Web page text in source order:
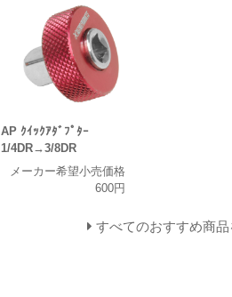
AP ｸｲｯｸｱﾀﾞﾌﾟﾀｰ
1/4DR→3/8DR
メーカー希望小売価格
600円
すべてのおすすめ商品